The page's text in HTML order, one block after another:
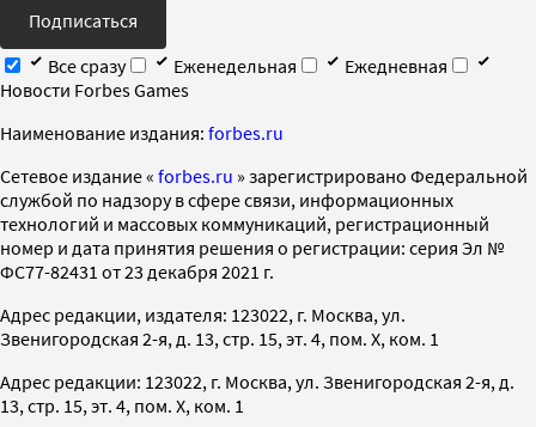
Подписаться
Все сразу
Еженедельная
Ежедневная
Новости Forbes Games
Наименование издания: forbes.ru
Cетевое издание « forbes.ru » зарегистрировано Федеральной
службой по надзору в сфере связи, информационных
технологий и массовых коммуникаций, регистрационный
номер и дата принятия решения о регистрации: серия Эл №
ФС77-82431 от 23 декабря 2021 г.
Адрес редакции, издателя: 123022, г. Москва, ул.
Звенигородская 2-я, д. 13, стр. 15, эт. 4, пом. X, ком. 1
Адрес редакции: 123022, г. Москва, ул. Звенигородская 2-я, д.
13, стр. 15, эт. 4, пом. X, ком. 1